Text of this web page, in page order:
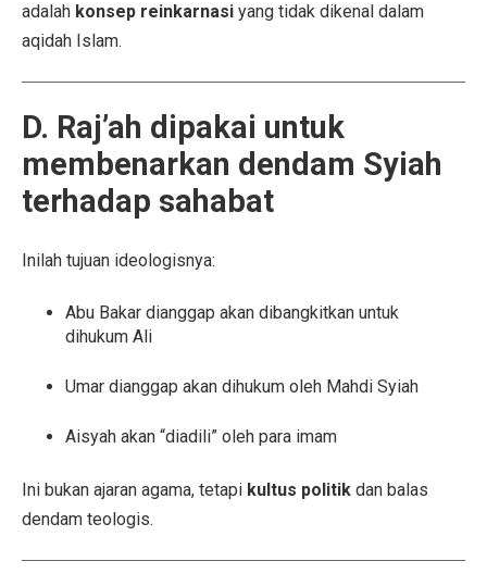
adalah konsep reinkarnasi yang tidak dikenal dalam
aqidah Islam.
D. Raj’ah dipakai untuk
membenarkan dendam Syiah
terhadap sahabat
Inilah tujuan ideologisnya:
Abu Bakar dianggap akan dibangkitkan untuk
dihukum Ali
Umar dianggap akan dihukum oleh Mahdi Syiah
Aisyah akan “diadili” oleh para imam
Ini bukan ajaran agama, tetapi kultus politik dan balas
dendam teologis.